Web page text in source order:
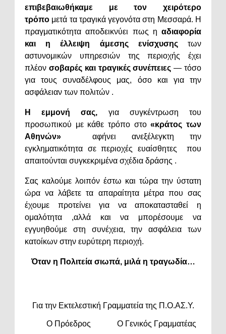
επιβεβαιωθήκαμε με τον χειρότερο
τρόπο μετά τα τραγικά γεγονότα στη Μεσσαρά. Η
πραγματικότητα αποδεικνύει πως η αδιαφορία
και η έλλειψη άμεσης ενίσχυσηςτων
αστυνομικών υπηρεσιών της περιοχής έχει
πλέον σοβαρές και τραγικές συνέπειες — τόσο
για τους συναδέλφους μας, όσο και για την
ασφάλειαν των πολιτών .
Η εμμονή σας, για συγκέντρωση του
προσωπικού με κάθε τρόπο στο«κράτος των
Αθηνών» αφήνει ανεξέλεγκτη την
εγκληματικότητα σε περιοχές ευαίσθητες που
απαιτούνται συγκεκριμένα σχέδια δράσης .
Σας καλούμε λοιπόν έστω και τώρα την ύστατη
ώρα να λάβετε τα απαραίτητα μέτρα που σας
έχουμε προτείνει για να αποκατασταθεί η
ομαλότητα ,αλλά και να μπορέσουμε να
εγγυηθούμε στη συνέχεια, την ασφάλεια των
κατοίκων στην ευρύτερη περιοχή.
Όταν η Πολιτεία σιωπά, μιλά η τραγωδία…
Για την Εκτελεστική Γραμματεία της Π.Ο.ΑΣ.Υ.
O Πρόεδρος
Ο Γενικός Γραμματέας